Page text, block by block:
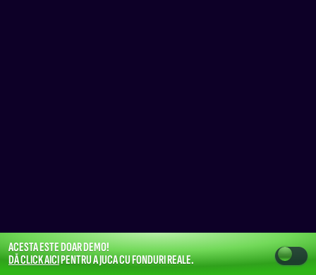
ACESTA ESTE DOAR DEMO!
DĂ CLICK AICIPENTRU A JUCA CU FONDURI REALE.